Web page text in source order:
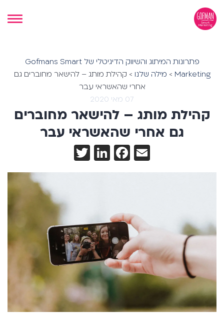
פתרונות המיתוג והשיווק הדיגיטלי של Gofmans Smart
Marketing
> מילה שלנו > קהילת מותג – להישאר מחוברים גם
אחרי שהאשראי עבר
07 מאי 2020
קהילת מותג – להישאר מחוברים
גם אחרי שהאשראי עבר
Email
Facebook
LinkedIn